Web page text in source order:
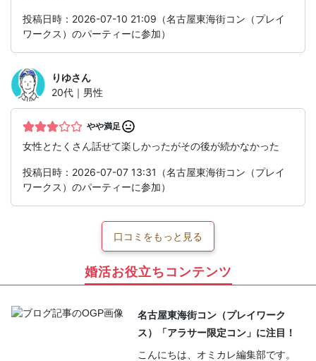
投稿日時：2026-07-10 21:09（名古屋東海街コン（プレイ
ワークス）のパーティーに参加）
りゆさん
20代｜男性
やや満足
女性とたくさん話せて楽しかったがその後が続かなかった
投稿日時：2026-07-07 13:31（名古屋東海街コン（プレイ
ワークス）のパーティーに参加）
口コミをもっと見る
婚活お役立ちコンテンツ
名古屋東海街コン（プレイワーク
ス）「アラサー限定コン」に注目！
こんにちは、オミカレ編集部です。